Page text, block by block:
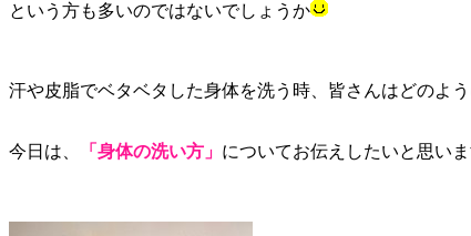
という方も多いのではないでしょうか
汗や皮脂でベタベタした身体を洗う時、皆さんはどのよ
今日は、 「身体の洗い方」 についてお伝えしたいと思いま